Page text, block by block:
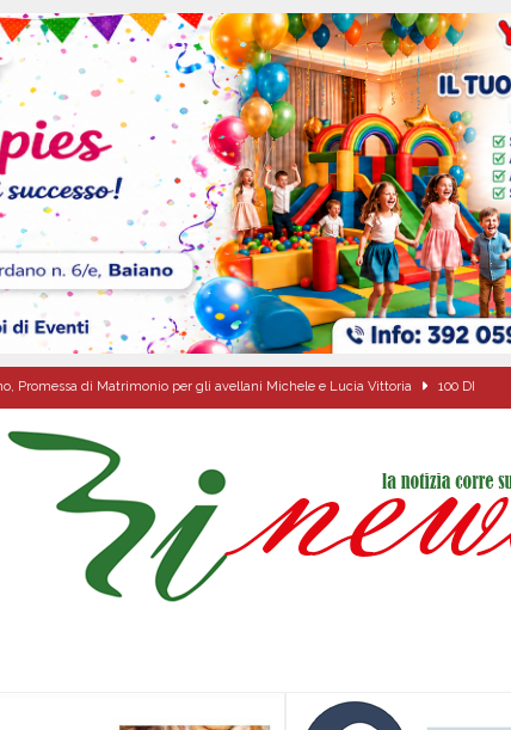
Promessa di Matrimonio per gli avellani Michele e Lucia Vittoria 100 DI
10 Agosto 2026 ALMANACCO
la chiesa celebra san Lorenzo diacono e beato Francesco Drzewiecki
a Sant’Angelo dei Lombardi sui progetti del territorio